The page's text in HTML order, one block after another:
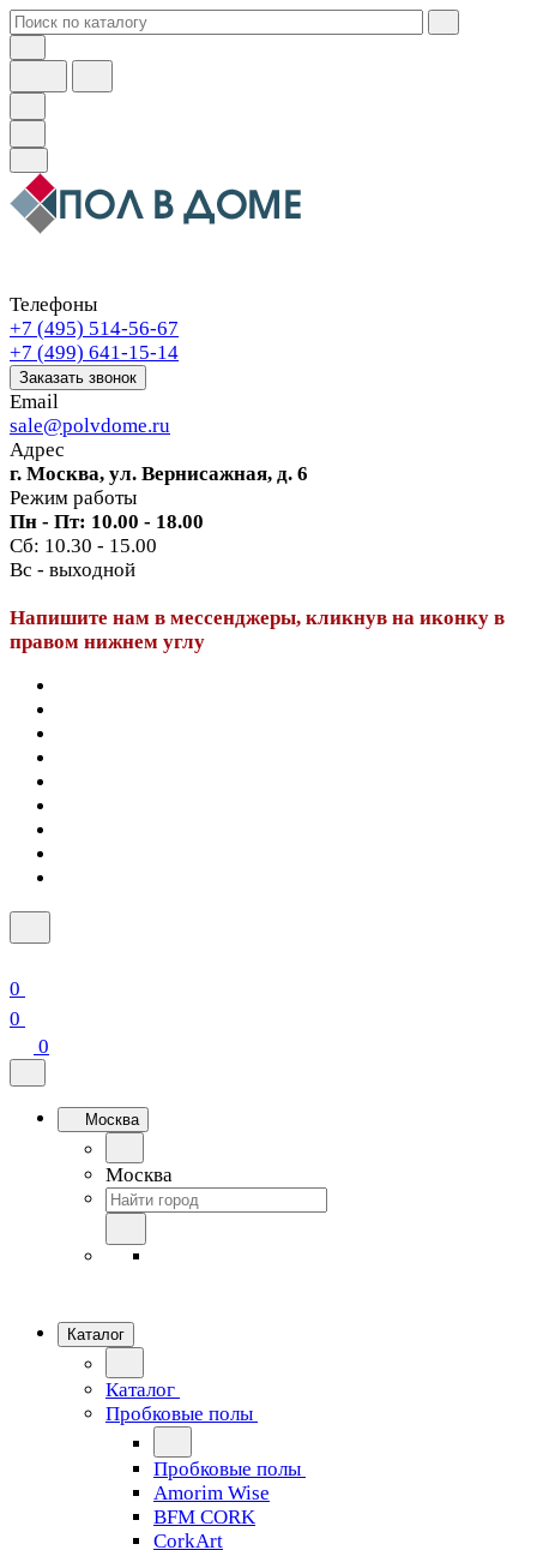
Телефоны
+7 (495) 514-56-67
+7 (499) 641-15-14
Заказать звонок
Email
sale@polvdome.ru
Адрес
г. Москва, ул. Вернисажная, д. 6
Режим работы
Пн - Пт: 10.00 - 18.00
Сб: 10.30 - 15.00
Вс - выходной
Напишите нам в мессенджеры, кликнув на иконку в
правом нижнем углу
0
0
0
Москва
Москва
Каталог
Каталог
Пробковые полы
Пробковые полы
Amorim Wise
BFM CORK
CorkArt